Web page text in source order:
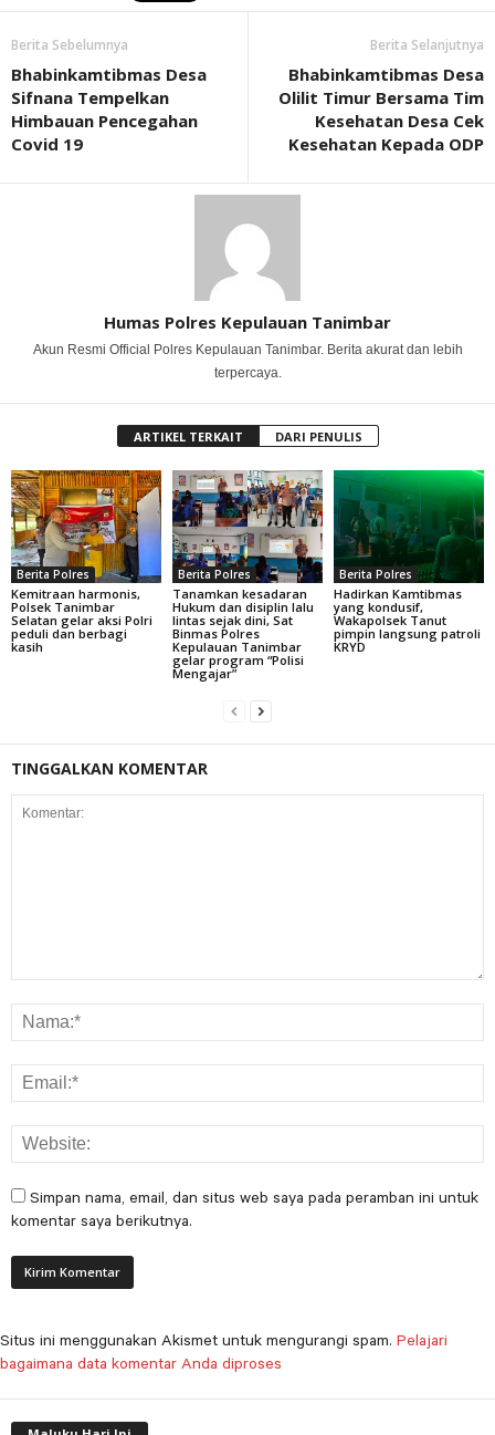
Berita Sebelumnya
Bhabinkamtibmas Desa
Sifnana Tempelkan
Himbauan Pencegahan
Covid 19
Berita Selanjutnya
Bhabinkamtibmas Desa
Olilit Timur Bersama Tim
Kesehatan Desa Cek
Kesehatan Kepada ODP
Humas Polres Kepulauan Tanimbar
Akun Resmi Official Polres Kepulauan Tanimbar. Berita akurat dan lebih
terpercaya.
ARTIKEL TERKAIT DARI PENULIS
Berita Polres
Kemitraan harmonis,
Polsek Tanimbar
Selatan gelar aksi Polri
peduli dan berbagi
kasih
Berita Polres
Tanamkan kesadaran
Hukum dan disiplin lalu
lintas sejak dini, Sat
Binmas Polres
Kepulauan Tanimbar
gelar program “Polisi
Mengajar”
Berita Polres
Hadirkan Kamtibmas
yang kondusif,
Wakapolsek Tanut
pimpin langsung patroli
KRYD
TINGGALKAN KOMENTAR
Simpan nama, email, dan situs web saya pada peramban ini untuk
komentar saya berikutnya.
Situs ini menggunakan Akismet untuk mengurangi spam. Pelajari
bagaimana data komentar Anda diproses